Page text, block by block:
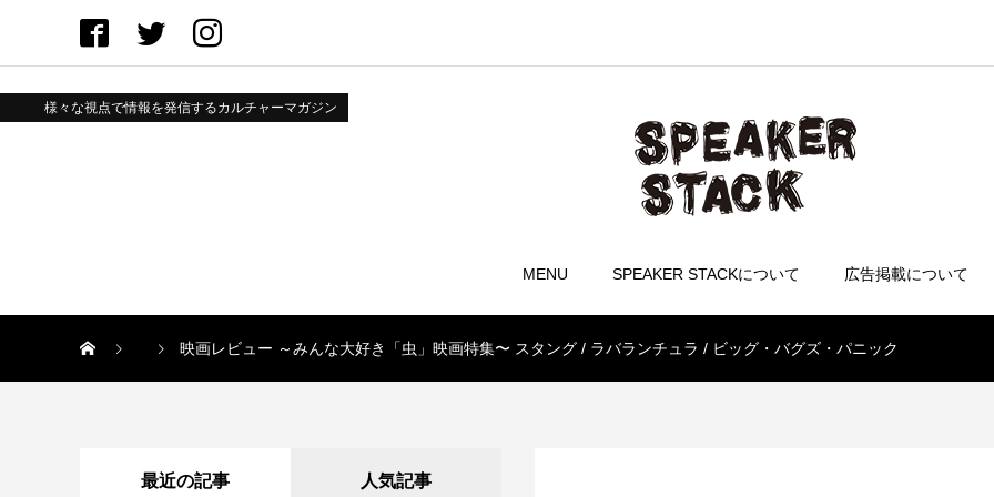
様々な視点で情報を発信するカルチャーマガジン
MENU SPEAKER STACKについて 広告掲載について
映画レビュー ～みんな大好き「虫」映画特集〜 スタング / ラバランチュラ / ビッグ・バグズ・パニック
最近の記事 人気記事